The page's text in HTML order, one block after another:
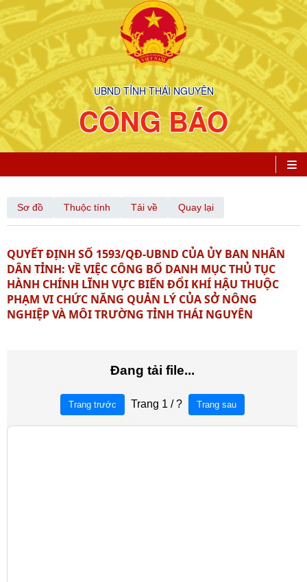
UBND TỈNH THÁI NGUYÊN
CÔNG BÁO
Sơ đồ Thuộc tính Tải về Quay lại
QUYẾT ĐỊNH SỐ 1593/QĐ-UBND CỦA ỦY BAN NHÂN
DÂN TỈNH: VỀ VIỆC CÔNG BỐ DANH MỤC THỦ TỤC
HÀNH CHÍNH LĨNH VỰC BIẾN ĐỔI KHÍ HẬU THUỘC
PHẠM VI CHỨC NĂNG QUẢN LÝ CỦA SỞ NÔNG
NGHIỆP VÀ MÔI TRƯỜNG TỈNH THÁI NGUYÊN